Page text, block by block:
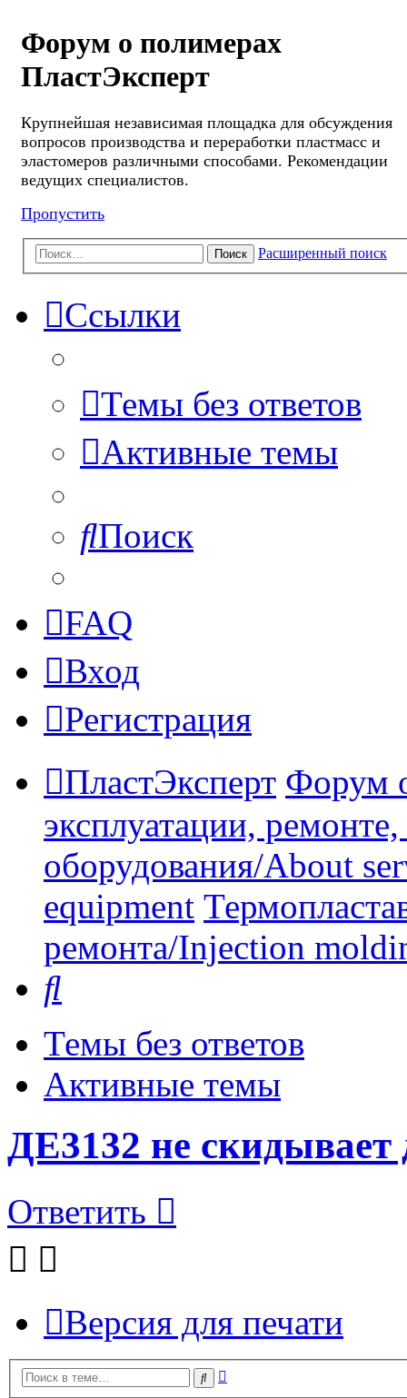
Форум о полимерах
ПластЭксперт
Крупнейшая независимая площадка для обсуждения
вопросов производства и переработки пластмасс и
эластомеров различными способами. Рекомендации
ведущих специалистов.
Пропустить
Поиск Расширенный поиск
Ссылки
Темы без ответов
Активные темы
Поиск
FAQ
Вход
Регистрация
ПластЭксперт Форум
эксплуатации,
оборудования/About
equipment
ремонта/Injection
Темы без ответов
Активные темы
ДЕ3132 не скидывает
Ответить
Версия для печати
Поиск